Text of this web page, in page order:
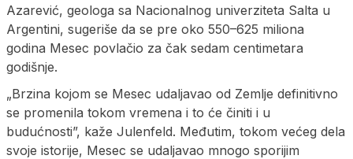
Azarević, geologa sa Nacionalnog univerziteta Salta u
Argentini, sugeriše da se pre oko 550–625 miliona
godina Mesec povlačio za čak sedam centimetara
godišnje.
„Brzina kojom se Mesec udaljavao od Zemlje definitivno
se promenila tokom vremena i to će činiti i u
budućnosti”, kaže Julenfeld. Međutim, tokom većeg dela
svoje istorije, Mesec se udaljavao mnogo sporijim